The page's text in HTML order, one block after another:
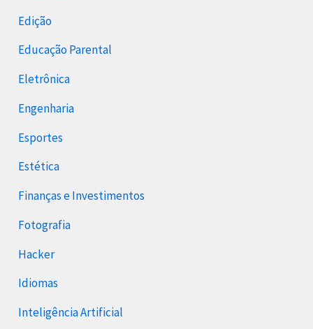
Edição
Educação Parental
Eletrônica
Engenharia
Esportes
Estética
Finanças e Investimentos
Fotografia
Hacker
Idiomas
Inteligência Artificial